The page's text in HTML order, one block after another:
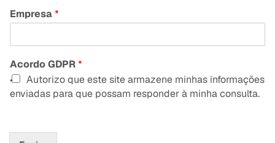
Empresa*
Acordo GDPR*
Autorizo que este site armazene minhas informações
enviadas para que possam responder à minha consulta.